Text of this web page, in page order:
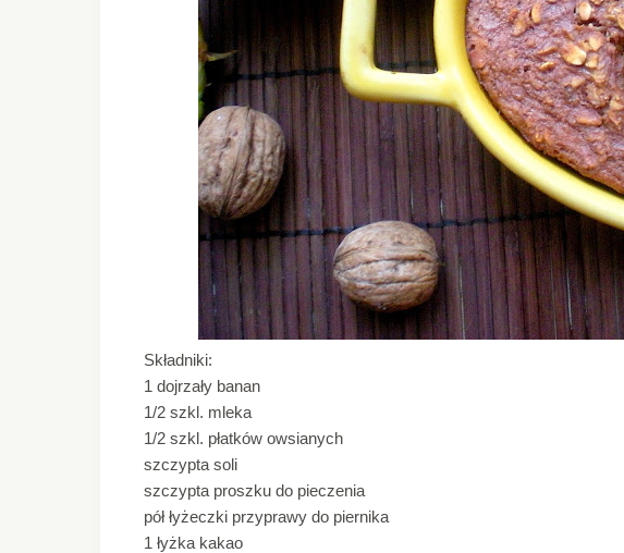
Składniki:
1 dojrzały banan
1/2 szkl. mleka
1/2 szkl. płatków owsianych
szczypta soli
szczypta proszku do pieczenia
pół łyżeczki przyprawy do piernika
1 łyżka kakao